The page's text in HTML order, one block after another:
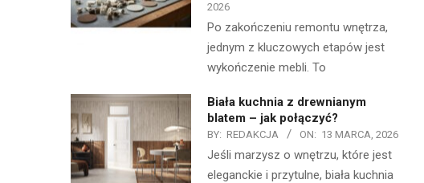
2026
Po zakończeniu remontu wnętrza,
jednym z kluczowych etapów jest
wykończenie mebli. To
Biała kuchnia z drewnianym
blatem – jak połączyć?
BY: REDAKCJA ON: 13 MARCA, 2026
Jeśli marzysz o wnętrzu, które jest
eleganckie i przytulne, biała kuchnia